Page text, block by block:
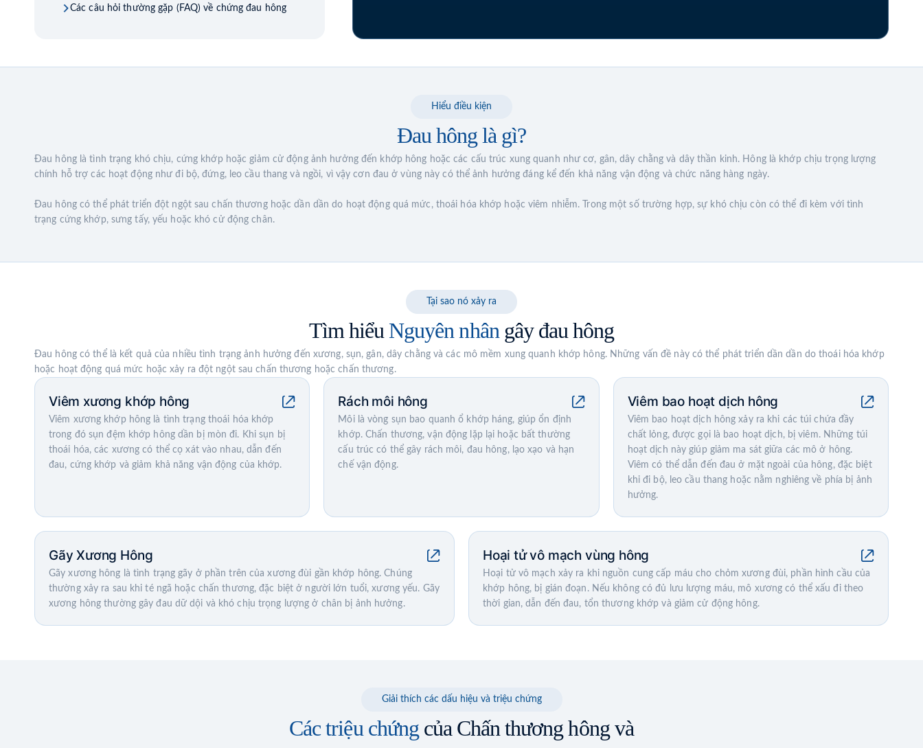
Các câu hỏi thường gặp (FAQ) về chứng đau hông
Hiểu điều kiện
Đau hông là gì?
Đau hông là tình trạng khó chịu, cứng khớp hoặc giảm cử động ảnh hưởng đến khớp hông hoặc các cấu trúc xung quanh như cơ, gân, dây chằng và dây thần kinh. Hông là khớp chịu trọng lượng
chính hỗ trợ các hoạt động như đi bộ, đứng, leo cầu thang và ngồi, vì vậy cơn đau ở vùng này có thể ảnh hưởng đáng kể đến khả năng vận động và chức năng hàng ngày.
Đau hông có thể phát triển đột ngột sau chấn thương hoặc dần dần do hoạt động quá mức, thoái hóa khớp hoặc viêm nhiễm. Trong một số trường hợp, sự khó chịu còn có thể đi kèm với tình
trạng cứng khớp, sưng tấy, yếu hoặc khó cử động chân.
Tại sao nó xảy ra
Tìm hiểu Nguyên nhân gây đau hông
Đau hông có thể là kết quả của nhiều tình trạng ảnh hưởng đến xương, sụn, gân, dây chằng và các mô mềm xung quanh khớp hông. Những vấn đề này có thể phát triển dần dần do thoái hóa khớp
hoặc hoạt động quá mức hoặc xảy ra đột ngột sau chấn thương hoặc chấn thương.
Viêm xương khớp hông
Viêm xương khớp hông là tình trạng thoái hóa khớp
trong đó sụn đệm khớp hông dần bị mòn đi. Khi sụn bị
thoái hóa, các xương có thể cọ xát vào nhau, dẫn đến
đau, cứng khớp và giảm khả năng vận động của khớp.
Rách môi hông
Môi là vòng sụn bao quanh ổ khớp háng, giúp ổn định
khớp. Chấn thương, vận động lặp lại hoặc bất thường
cấu trúc có thể gây rách môi, đau hông, lạo xạo và hạn
chế vận động.
Viêm bao hoạt dịch hông
Viêm bao hoạt dịch hông xảy ra khi các túi chứa đầy
chất lỏng, được gọi là bao hoạt dịch, bị viêm. Những túi
hoạt dịch này giúp giảm ma sát giữa các mô ở hông.
Viêm có thể dẫn đến đau ở mặt ngoài của hông, đặc biệt
khi đi bộ, leo cầu thang hoặc nằm nghiêng về phía bị ảnh
hưởng.
Gãy Xương Hông
Gãy xương hông là tình trạng gãy ở phần trên của xương đùi gần khớp hông. Chúng
thường xảy ra sau khi té ngã hoặc chấn thương, đặc biệt ở người lớn tuổi, xương yếu. Gãy
xương hông thường gây đau dữ dội và khó chịu trọng lượng ở chân bị ảnh hưởng.
Hoại tử vô mạch vùng hông
Hoại tử vô mạch xảy ra khi nguồn cung cấp máu cho chỏm xương đùi, phần hình cầu của
khớp hông, bị gián đoạn. Nếu không có đủ lưu lượng máu, mô xương có thể xấu đi theo
thời gian, dẫn đến đau, tổn thương khớp và giảm cử động hông.
Giải thích các dấu hiệu và triệu chứng
Các triệu chứngcủa Chấn thương hông và